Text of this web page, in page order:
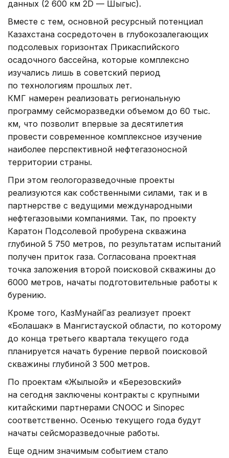
данных (2 600 км 2D — Шыгыс).
Вместе с тем, основной ресурсный потенциал
Казахстана сосредоточен в глубокозалегающих
подсолевых горизонтах Прикаспийского
осадочного бассейна, которые комплексно
изучались лишь в советский период
по технологиям прошлых лет.
КМГ намерен реализовать региональную
программу сейсморазведки объемом до 60 тыс.
км, что позволит впервые за десятилетия
провести современное комплексное изучение
наиболее перспективной нефтегазоносной
территории страны.
При этом геологоразведочные проекты
реализуются как собственными силами, так и в
партнерстве с ведущими международными
нефтегазовыми компаниями. Так, по проекту
Каратон Подсолевой пробурена скважина
глубиной 5 750 метров, по результатам испытаний
получен приток газа. Согласована проектная
точка заложения второй поисковой скважины до
6000 метров, начаты подготовительные работы к
бурению.
Кроме того, КазМунайГаз реализует проект
«Болашак» в Мангистауской области, по которому
до конца третьего квартала текущего года
планируется начать бурение первой поисковой
скважины глубиной 3 500 метров.
По проектам «Жылыой» и «Березовский»
на сегодня заключены контракты с крупными
китайскими партнерами CNOOC и Sinopec
соответственно. Осенью текущего года будут
начаты сейсморазведочные работы.
Еще одним значимым событием стало